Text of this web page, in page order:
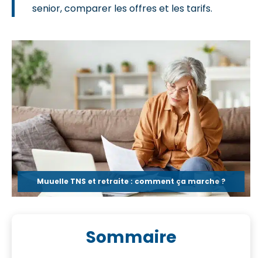
senior, comparer les offres et les tarifs.
Muuelle TNS et retraite : comment ça marche ?
Sommaire